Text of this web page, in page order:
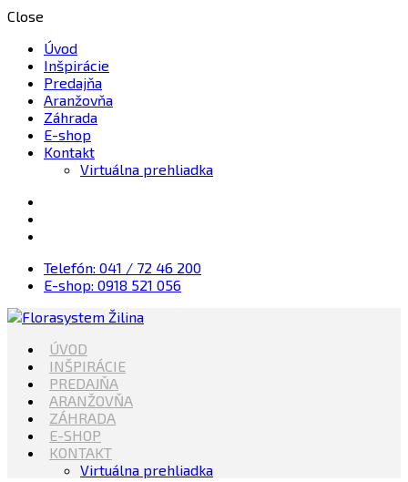
Close
Úvod
Inšpirácie
Predajňa
Aranžovňa
Záhrada
E-shop
Kontakt
Virtuálna prehliadka
Telefón: 041 / 72 46 200
E-shop: 0918 521 056
Florasystem Žilina
Kvety, Sviečky, dekorácie, Záhrada
ÚVOD
INŠPIRÁCIE
PREDAJŇA
ARANŽOVŇA
ZÁHRADA
E-SHOP
KONTAKT
Virtuálna prehliadka